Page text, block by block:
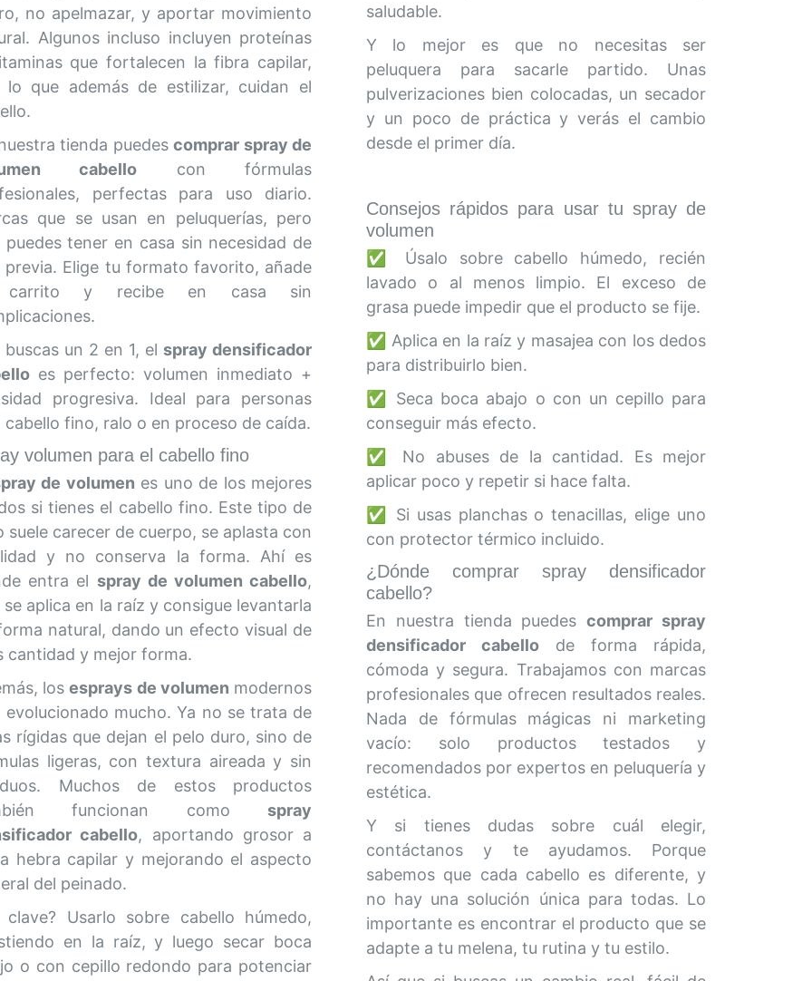
no apelmazar, y aportar movimiento
Algunos incluso incluyen proteínas
que fortalecen la fibra capilar,
lo que además de estilizar, cuidan el
tienda puedes comprar spray de
cabello con fórmulas
perfectas para uso diario.
que se usan en peluquerías, pero
puedes tener en casa sin necesidad de
previa. Elige tu formato favorito, añade
y recibe en casa sin
buscas un 2 en 1, el spray densificador
es perfecto: volumen inmediato +
progresiva. Ideal para personas
cabello fino, ralo o en proceso de caída.
volumen para el cabello fino
de volumen es uno de los mejores
si tienes el cabello fino. Este tipo de
suele carecer de cuerpo, se aplasta con
y no conserva la forma. Ahí es
entra el spray de volumen cabello,
se aplica en la raíz y consigue levantarla
natural, dando un efecto visual de
cantidad y mejor forma.
losesprays de volumen modernos
evolucionado mucho. Ya no se trata de
rígidas que dejan el pelo duro, sino de
ligeras, con textura aireada y sin
Muchos de estos productos
funcionan como spray
cabello, aportando grosor a
hebra capilar y mejorando el aspecto
del peinado.
clave? Usarlo sobre cabello húmedo,
en la raíz, y luego secar boca
o con cepillo redondo para potenciar
saludable.
Y lo mejor es que no necesitas ser
peluquera para sacarle partido. Unas
pulverizaciones bien colocadas, un secador
y un poco de práctica y verás el cambio
desde el primer día.
Consejos rápidos para usar tu spray de
volumen
✅ Úsalo sobre cabello húmedo, recién
lavado o al menos limpio. El exceso de
grasa puede impedir que el producto se fije.
✅ Aplica en la raíz y masajea con los dedos
para distribuirlo bien.
✅ Seca boca abajo o con un cepillo para
conseguir más efecto.
✅ No abuses de la cantidad. Es mejor
aplicar poco y repetir si hace falta.
✅ Si usas planchas o tenacillas, elige uno
con protector térmico incluido.
¿Dónde comprar spray densificador
cabello?
En nuestra tienda puedescomprar spray
densificador cabello de forma rápida,
cómoda y segura. Trabajamos con marcas
profesionales que ofrecen resultados reales.
Nada de fórmulas mágicas ni marketing
vacío: solo productos testados y
recomendados por expertos en peluquería y
estética.
Y si tienes dudas sobre cuál elegir,
contáctanos y te ayudamos. Porque
sabemos que cada cabello es diferente, y
no hay una solución única para todas. Lo
importante es encontrar el producto que se
adapte a tu melena, tu rutina y tu estilo.